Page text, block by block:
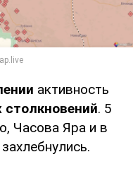
активность
столкновений. 5
Часова Яра и в